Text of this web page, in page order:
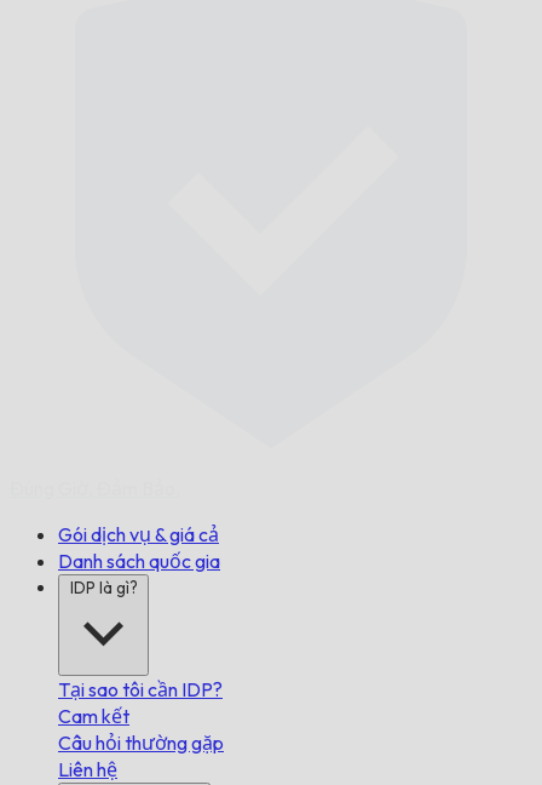
Gói dịch vụ & giá cả
Danh sách quốc gia
IDP là gì?
Tại sao tôi cần IDP?
Cam kết
Câu hỏi thường gặp
Liên hệ